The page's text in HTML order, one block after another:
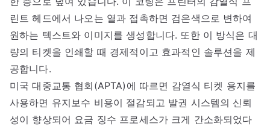
린트 헤드에서 나오는 열과 접촉하면 검은색으로 변하여
원하는 텍스트와 이미지를 생성합니다. 또한 이 방식은 대
량의 티켓을 인쇄할 때 경제적이고 효과적인 솔루션을 제
공합니다.
미국 대중교통 협회(APTA)에 따르면 감열식 티켓 용지를
사용하면 유지보수 비용이 절감되고 발권 시스템의 신뢰
성이 향상되어 요금 징수 프로세스가 크게 간소화되었다